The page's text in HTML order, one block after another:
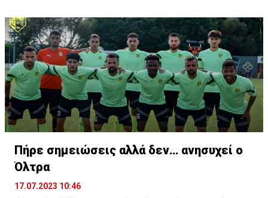
Πήρε σημειώσεις αλλά δεν… ανησυχεί ο
Όλτρα
17.07.2023 10:46